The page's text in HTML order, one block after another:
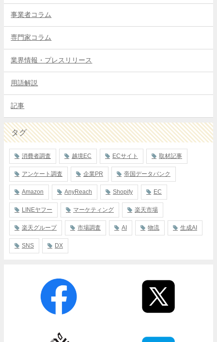
事業者コラム
専門家コラム
業界情報・プレスリリース
用語解説
記事
タグ
消費者調査 越境EC ECサイト 取材記事
アンケート調査 企業PR 帝国データバンク
Amazon AnyReach Shopify EC
LINEヤフー マーケティング 楽天市場
楽天グループ 市場調査 AI 物流 生成AI
SNS DX